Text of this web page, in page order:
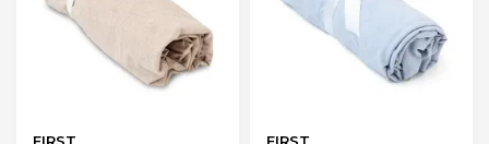
FIRST
FIRST